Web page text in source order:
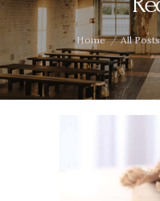
Home All Posts